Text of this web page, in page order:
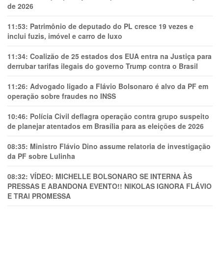
de 2026
11:53: Patrimônio de deputado do PL cresce 19 vezes e
inclui fuzis, imóvel e carro de luxo
11:34: Coalizão de 25 estados dos EUA entra na Justiça para
derrubar tarifas ilegais do governo Trump contra o Brasil
11:26: Advogado ligado a Flávio Bolsonaro é alvo da PF em
operação sobre fraudes no INSS
10:46: Polícia Civil deflagra operação contra grupo suspeito
de planejar atentados em Brasília para as eleições de 2026
08:35: Ministro Flávio Dino assume relatoria de investigação
da PF sobre Lulinha
08:32: VÍDEO: MICHELLE BOLSONARO SE INTERNA ÀS
PRESSAS E ABANDONA EVENTO!! NIKOLAS IGNORA FLÁVIO
E TRAl PROMESSA